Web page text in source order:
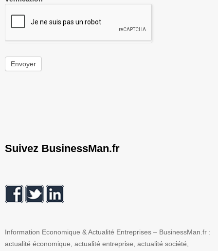
Envoyer
Suivez BusinessMan.fr
Information Economique & Actualité Entreprises – BusinessMan.fr :
actualité économique, actualité entreprise, actualité société,